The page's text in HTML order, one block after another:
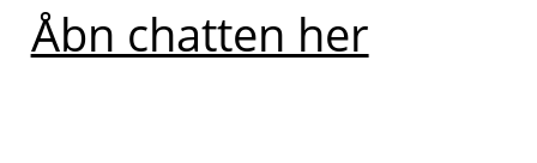
Åbn chatten her